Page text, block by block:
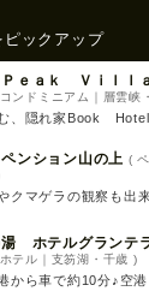
ックアップ
ｅａｋ Ｖｉｌｌ
ンドミニアム｜層雲峡
、隠れ家Book Hotel
ンション山の上 (
クマゲラの観察も出
ホテルグランテ
テル｜支笏湖・千歳 )
から車で約10分♪空